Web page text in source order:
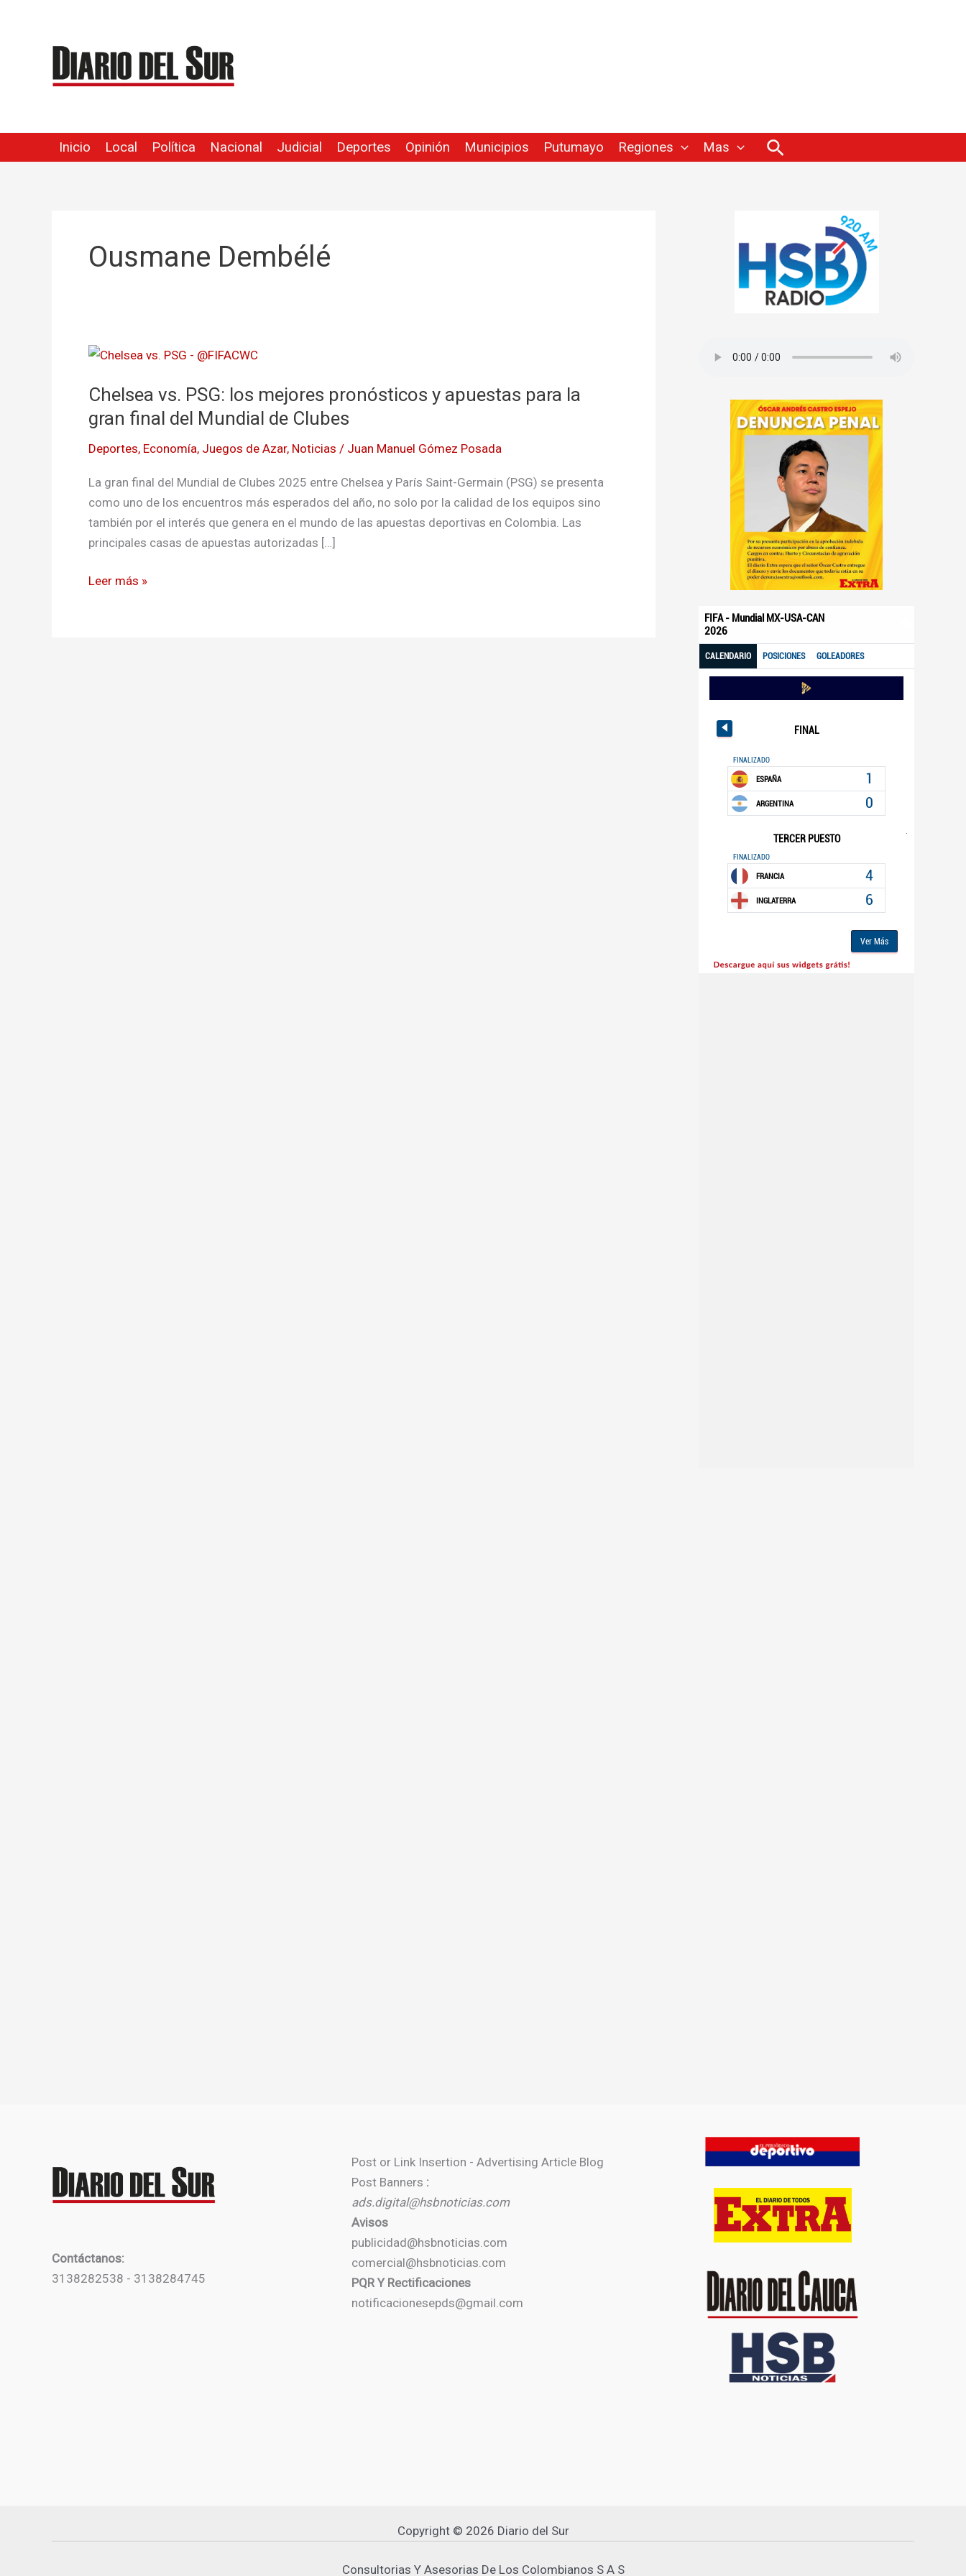
contenido
Inicio Local Política Nacional Judicial Deportes Opinión Municipios Putumayo Regiones Mas Buscar
Ousmane Dembélé
Chelsea vs. PSG: los mejores pronósticos y apuestas para la
gran final del Mundial de Clubes
Deportes, Economía, Juegos de Azar, Noticias / Juan Manuel Gómez Posada
La gran final del Mundial de Clubes 2025 entre Chelsea y París Saint-Germain (PSG) se presenta
como uno de los encuentros más esperados del año, no solo por la calidad de los equipos sino
también por el interés que genera en el mundo de las apuestas deportivas en Colombia. Las
principales casas de apuestas autorizadas […]
Chelsea
PSG:
los
pronósticos
final
Leer más »
Contáctanos:
3138282538 - 3138284745
Post or Link Insertion - Advertising Article Blog
Post Banners :
ads.digital@hsbnoticias.com
Avisos
publicidad@hsbnoticias.com
comercial@hsbnoticias.com
PQR Y Rectificaciones
notificacionesepds@gmail.com
Copyright © 2026 Diario del Sur
Consultorias Y Asesorias De Los Colombianos S A S